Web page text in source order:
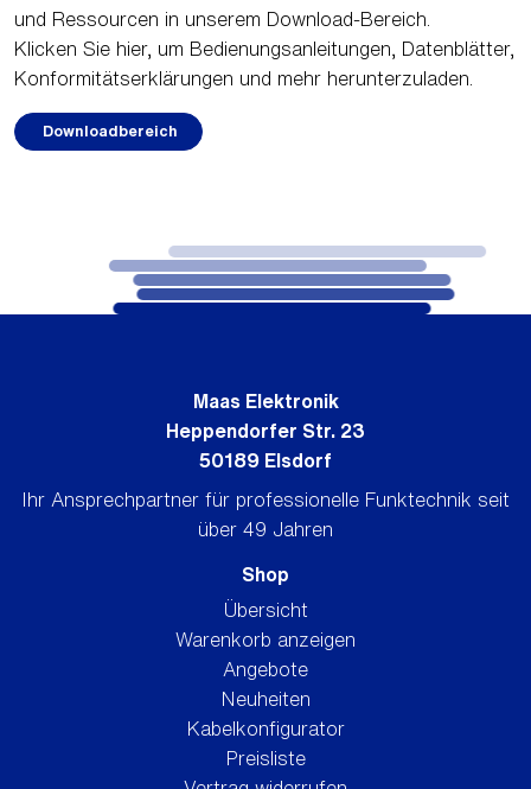
und Ressourcen in unserem Download-Bereich.
Klicken Sie hier, um Bedienungsanleitungen, Datenblätter,
Konformitätserklärungen und mehr herunterzuladen.
Downloadbereich
Shop
Übersicht
Warenkorb anzeigen
Angebote
Neuheiten
Kabelkonfigurator
Preisliste
Maas Elektronik
Heppendorfer Str. 23
50189 Elsdorf
Ihr Ansprechpartner für professionelle Funktechnik seit
über 49 Jahren